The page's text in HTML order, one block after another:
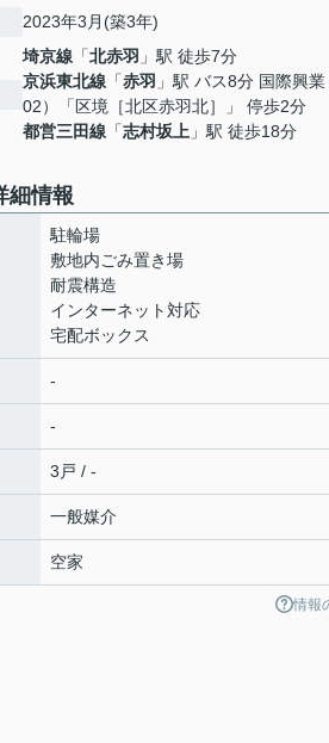
2023年3月(築3年)
埼京線 「北赤羽 」駅 徒歩7分
京浜東北線 「赤羽 」駅 バス8分 国際興
02）「区境［北区赤羽北］」 停歩2分
都営三田線 「志村坂上 」駅 徒歩18分
細情報
駐輪場
敷地内ごみ置き場
耐震構造
インターネット対応
宅配ボックス
-
-
3戸 / -
一般媒介
空家
情報